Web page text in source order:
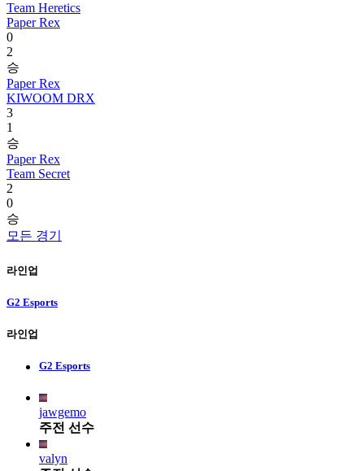
Team Heretics
Paper Rex
0
2
승
Paper Rex
KIWOOM DRX
3
1
승
Paper Rex
Team Secret
2
0
승
모든 경기
라인업
G2 Esports
라인업
G2 Esports
jawgemo
주전 선수
valyn